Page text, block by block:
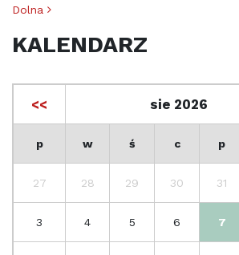
Dolna
KALENDARZ
<< sie 2026
p w ś c p
27 28 29 30 31
3 4 5 6 7